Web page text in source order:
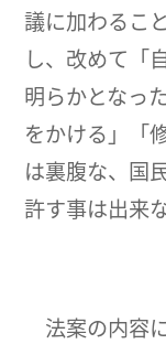
議に加わるこ
し、改めて「
明らかとなっ
をかける」「
は裏腹な、国
許す事は出来
法案の内容